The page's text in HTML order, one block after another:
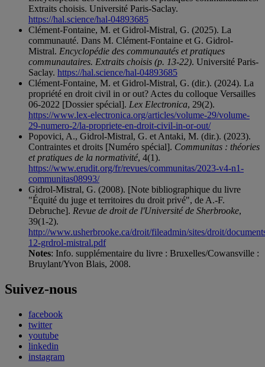
Extraits choisis. Université Paris-Saclay.
https://hal.science/hal-04893685
Clément-Fontaine, M. et Gidrol-Mistral, G. (2025). La
communauté. Dans M. Clément-Fontaine et G. Gidrol-
Mistral. Encyclopédie des communautés et pratiques
communautaires. Extraits choisis (p. 13-22). Université Paris-
Saclay. https://hal.science/hal-04893685
Clément-Fontaine, M. et Gidrol-Mistral, G. (dir.). (2024). La
propriété en droit civil in or out? Actes du colloque Versailles
06-2022 [Dossier spécial]. Lex Electronica, 29(2).
https://www.lex-electronica.org/articles/volume-29/volume-
29-numero-2/la-propriete-en-droit-civil-in-or-out/
Popovici, A., Gidrol-Mistral, G. et Antaki, M. (dir.). (2023).
Contraintes et droits [Numéro spécial]. Communitas : théories
et pratiques de la normativité, 4(1).
https://www.erudit.org/fr/revues/communitas/2023-v4-n1-
communitas08993/
Gidrol-Mistral, G. (2008). [Note bibliographique du livre
"Équité du juge et territoires du droit privé", de A.-F.
Debruche]. Revue de droit de l'Université de Sherbrooke,
39(1-2).
http://www.usherbrooke.ca/droit/fileadmin/sites/droit/
12-grdrol-mistral.pdf
Notes: Info. supplémentaire du livre : Bruxelles/Cowansville :
Bruylant/Yvon Blais, 2008.
Suivez-nous
facebook
twitter
youtube
linkedin
instagram